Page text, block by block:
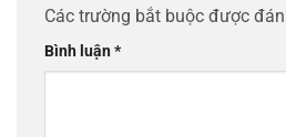
Các trường bắt buộc được
Bình luận*